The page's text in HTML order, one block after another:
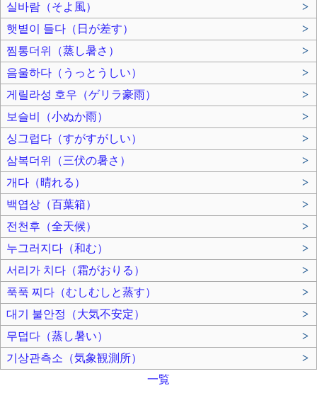
실바람（そよ風）
>
햇볕이 들다（日が差す）
>
찜통더위（蒸し暑さ）
>
음울하다（うっとうしい）
>
게릴라성 호우（ゲリラ豪雨）
>
보슬비（小ぬか雨）
>
싱그럽다（すがすがしい）
>
삼복더위（三伏の暑さ）
>
개다（晴れる）
>
백엽상（百葉箱）
>
전천후（全天候）
>
누그러지다（和む）
>
서리가 치다（霜がおりる）
>
푹푹 찌다（むしむしと蒸す）
>
대기 불안정（大気不安定）
>
무덥다（蒸し暑い）
>
기상관측소（気象観測所）
>
一覧